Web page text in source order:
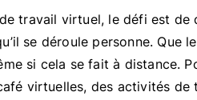
travail virtuel, le défi est de
se déroule personne. Que
si cela se fait à distance.
virtuelles, des activités